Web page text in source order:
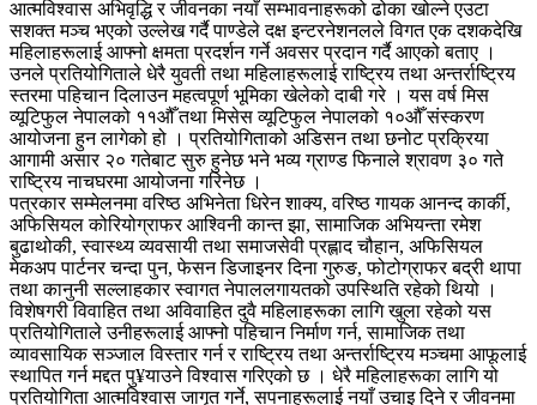
आत्मविश्वास अभिवृद्धि र जीवनका नयाँ सम्भावनाहरूको ढोका खोल्ने एउटा
सशक्त मञ्च भएको उल्लेख गर्दै पाण्डेले दक्ष इन्टरनेशनलले विगत एक दशकदेखि
महिलाहरूलाई आफ्नो क्षमता प्रदर्शन गर्ने अवसर प्रदान गर्दै आएको बताए ।
उनले प्रतियोगिताले धेरै युवती तथा महिलाहरूलाई राष्ट्रिय तथा अन्तर्राष्ट्रिय
स्तरमा पहिचान दिलाउन महत्वपूर्ण भूमिका खेलेको दाबी गरे । यस वर्ष मिस
व्यूटिफुल नेपालको ११औँ तथा मिसेस व्यूटिफुल नेपालको १०औँ संस्करण
आयोजना हुन लागेको हो । प्रतियोगिताको अडिसन तथा छनोट प्रक्रिया
आगामी असार २० गतेबाट सुरु हुनेछ भने भव्य ग्राण्ड फिनाले श्रावण ३० गते
राष्ट्रिय नाचघरमा आयोजना गरिनेछ ।
पत्रकार सम्मेलनमा वरिष्ठ अभिनेता धिरेन शाक्य, वरिष्ठ गायक आनन्द कार्की,
अफिसियल कोरियोग्राफर आश्विनी कान्त झा, सामाजिक अभियन्ता रमेश
बुढाथोकी, स्वास्थ्य व्यवसायी तथा समाजसेवी प्रह्लाद चौहान, अफिसियल
मेकअप पार्टनर चन्दा पुन, फेसन डिजाइनर दिना गुरुङ, फोटोग्राफर बद्री थापा
तथा कानुनी सल्लाहकार स्वागत नेपाललगायतको उपस्थिति रहेको थियो ।
विशेषगरी विवाहित तथा अविवाहित दुवै महिलाहरूका लागि खुला रहेको यस
प्रतियोगिताले उनीहरूलाई आफ्नो पहिचान निर्माण गर्न, सामाजिक तथा
व्यावसायिक सञ्जाल विस्तार गर्न र राष्ट्रिय तथा अन्तर्राष्ट्रिय मञ्चमा आफूलाई
स्थापित गर्न मद्दत पु¥याउने विश्वास गरिएको छ । धेरै महिलाहरूका लागि यो
प्रतियोगिता आत्मविश्वास जागृत गर्ने, सपनाहरूलाई नयाँ उचाइ दिने र जीवनमा